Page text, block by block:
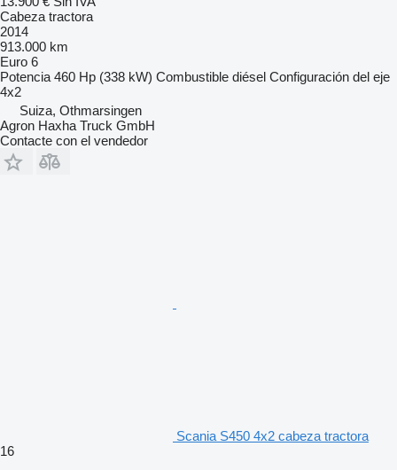
Cabeza tractora
2014
913.000 km
Euro 6
Potencia 460 Hp (338 kW) Combustible diésel Configuración del eje
4x2
Suiza, Othmarsingen
Agron Haxha Truck GmbH
Contacte con el vendedor
Scania S450 4x2 cabeza tractora
16